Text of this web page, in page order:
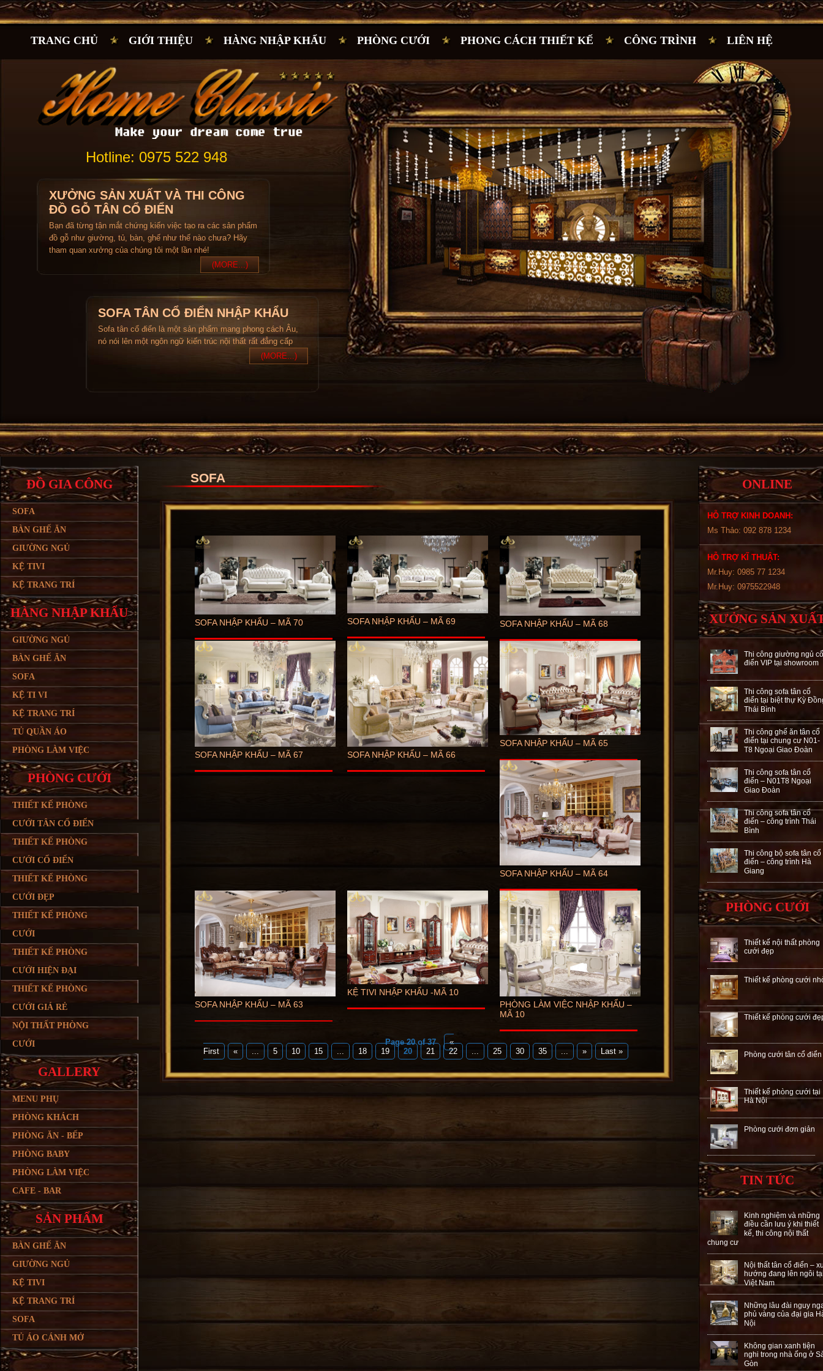
TRANG CHỦ GIỚI THIỆU HÀNG NHẬP KHẨU PHÒNG CƯỚI PHONG CÁCH THIẾT KẾ CÔNG TRÌNH LIÊN HỆ
Hotline: 0975 522 948
XƯỞNG SẢN XUẤT VÀ THI CÔNG
ĐỒ GỖ TÂN CỔ ĐIỂN
Bạn đã từng tận mắt chứng kiến việc tạo ra các sản phẩm
đồ gỗ như giường, tủ, bàn, ghế như thế nào chưa? Hãy
tham quan xưởng của chúng tôi một lần nhé!
(MORE...)
SOFA TÂN CỔ ĐIỂN NHẬP KHẨU
Sofa tân cổ điển là một sản phẩm mang phong cách Âu,
nó nói lên một ngôn ngữ kiến trúc nội thất rất đẳng cấp
(MORE...)
ĐỒ GIA CÔNG
SOFA
BÀN GHẾ ĂN
GIƯỜNG NGỦ
KỆ TIVI
KỆ TRANG TRÍ
HÀNG NHẬP KHẨU
GIƯỜNG NGỦ
BÀN GHẾ ĂN
SOFA
KỆ TI VI
KỆ TRANG TRÍ
TỦ QUẦN ÁO
PHÒNG LÀM VIỆC
PHÒNG CƯỚI
THIẾT KẾ PHÒNG
CƯỚI TÂN CỔ ĐIỂN
THIẾT KẾ PHÒNG
CƯỚI CỔ ĐIỂN
THIẾT KẾ PHÒNG
CƯỚI ĐẸP
THIẾT KẾ PHÒNG
CƯỚI
THIẾT KẾ PHÒNG
CƯỚI HIỆN ĐẠI
THIẾT KẾ PHÒNG
CƯỚI GIÁ RẺ
NỘI THẤT PHÒNG
CƯỚI
GALLERY
MENU PHỤ
PHÒNG KHÁCH
PHÒNG ĂN - BẾP
PHÒNG BABY
PHÒNG LÀM VIỆC
CAFE - BAR
SẢN PHẨM
BÀN GHẾ ĂN
GIƯỜNG NGỦ
KỆ TIVI
KỆ TRANG TRÍ
SOFA
TỦ ÁO CÁNH MỞ
SOFA
SOFA NHẬP KHẨU – MÃ 70 SOFA NHẬP KHẨU – MÃ 69 SOFA NHẬP KHẨU – MÃ 68
SOFA NHẬP KHẨU – MÃ 67 SOFA NHẬP KHẨU – MÃ 66
SOFA NHẬP KHẨU – MÃ 65
SOFA NHẬP KHẨU – MÃ 64
SOFA NHẬP KHẨU – MÃ 63
KỆ TIVI NHẬP KHẨU -MÃ 10
PHÒNG LÀM VIỆC NHẬP KHẨU –
MÃ 10
Page 20 of 37
«
First
« 5 10 15 18 19 20 21 22 25 30 35 » Last »
ONLINE
HỖ TRỢ KINH DOANH:
Ms Thảo: 092 878 1234
HỖ TRỢ KĨ THUẬT:
Mr.Huy: 0985 77 1234
Mr.Huy: 0975522948
XƯỞNG SẢN
Thi công giường ngủ cổ
điển VIP tại showroom
Thi công sofa tân cổ
điển tại biệt thự Kỳ
Thái Bình
Thi công ghế ăn tân cổ
điển tại chung cư N01-
T8 Ngoại Giao Đoàn
Thi công sofa tân cổ
điển – N01T8 Ngoại
Giao Đoàn
Thi công sofa tân cổ
điển – công trình Thái
Bình
Thi công bộ sofa tân cổ
điển – công trình Hà
Giang
PHÒNG CƯỚI
Thiết kế nội thất phòng
cưới đẹp
Thiết kế phòng cưới
Thiết kế phòng cưới
Phòng cưới tân cổ điển
Thiết kế phòng cưới tại
Hà Nội
Phòng cưới đơn giản
TIN TỨC
Kinh nghiệm và những
điều cần lưu ý khi thiết
kế, thi công nội thất
chung cư
Nội thất tân cổ điển –
hướng đang lên ngôi
Việt Nam
Những lâu đài nguy
phủ vàng của đại gia
Nội
Không gian xanh tiện
nghi trong nhà ống ở
Gòn